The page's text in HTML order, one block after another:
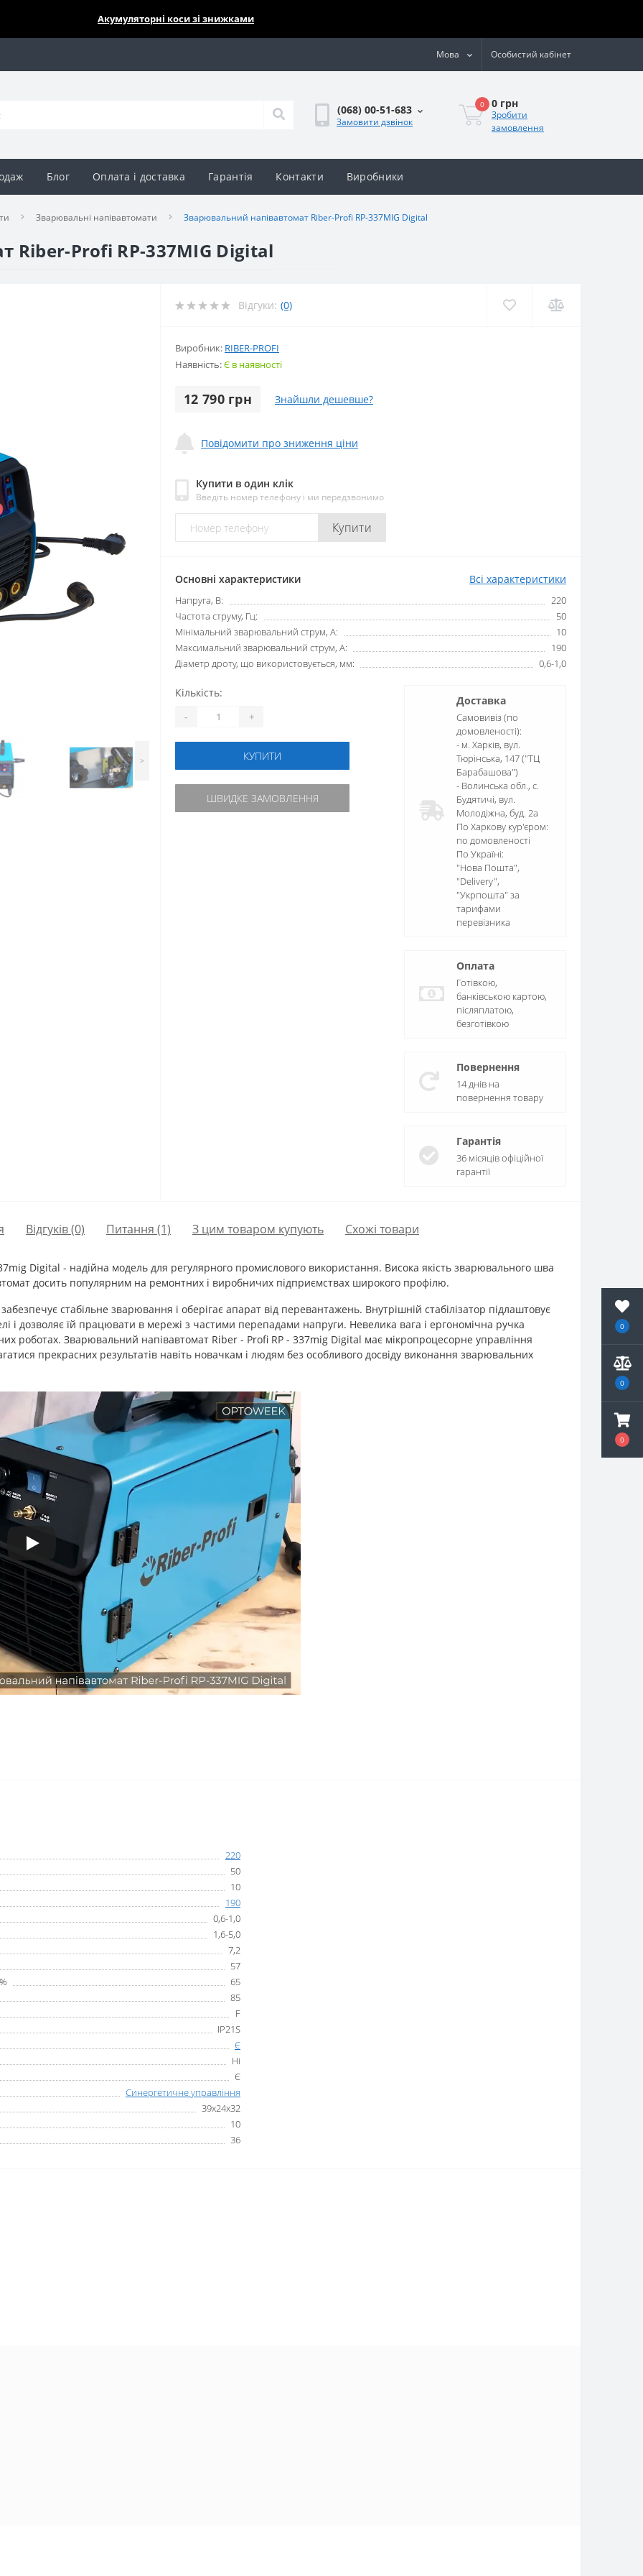
0
0
0
Акумуляторні коси зі знижками
Мова Особистий кабінет
(068) 00-51-683
Замовити дзвінок
0 0 грн
Зробити
замовлення
Блог Оплата і доставка Гарантія Контакти Виробники
Зварювальні напівавтомати Зварювальний напівавтомат Riber-Profi RP-337MIG Digital
Riber-Profi RP-337MIG Digital
>
Відгуки: (0)
Виробник: RIBER-PROFI
Наявність:Є в наявності
12 790 грн Знайшли дешевше?
Повідомити про зниження ціни
Купити в один клік
Введіть номер телефону і ми передзвонимо
Купити
Основні характеристики Всі характеристики
Напруга, В:
220
Частота струму, Гц:
50
Мінімальний зварювальний струм, А:
10
Максимальний зварювальний струм, А:
190
Діаметр дроту, що використовується, мм:
0,6-1,0
Кількість:
- +
КУПИТИ
ШВИДКЕ ЗАМОВЛЕННЯ
Доставка
Самовивіз (по
домовленості):
- м. Харків, вул.
Тюрінська, 147 ("ТЦ
Барабашова")
- Волинська обл., c.
Будятичі, вул.
Молодіжна, буд. 2а
По Харкову кур'єром:
по домовленості
По Україні:
"Нова Пошта",
"Delivery",
"Укрпошта" за
тарифами
перевізника
Оплата
Готівкою,
банківською картою,
післяплатою,
безготівкою
Повернення
14 днів на
повернення товару
Гарантія
36 місяців офіційної
гарантії
Відгуків (0) Питання (1) З цим товаром купують Схожі товари
Digital - надійна модель для регулярного промислового використання. Висока якість зварювального шва
досить популярним на ремонтних і виробничих підприємствах широкого профілю.
стабільне зварювання і оберігає апарат від перевантажень. Внутрішній стабілізатор підлаштовує
і дозволяє їй працювати в мережі з частими перепадами напруги. Невелика вага і ергономічна ручка
роботах. Зварювальний напівавтомат Riber - Profi RP - 337mig Digital має мікропроцесорне управління
прекрасних результатів навіть новачкам і людям без особливого досвіду виконання зварювальних
220
50
10
190
0,6-1,0
1,6-5,0
7,2
57
65
85
F
IP21S
Є
Ні
Є
Синергетичне управління
39х24х32
10
36